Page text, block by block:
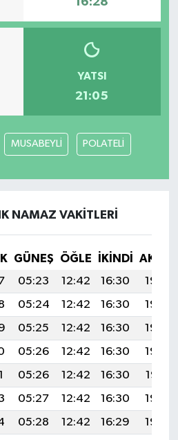
YATSI
21:05
MUSABEYLİ POLATELİ
NAMAZ VAKITLERI
GÜNEŞ ÖĞLE İKINDI
05:23 12:42 16:30
19:50
05:24 12:42 16:30
19:49
05:25 12:42 16:30
19:49
05:26 12:42 16:30
19:48
05:26 12:42 16:30
19:47
05:27 12:42 16:30
19:46
05:28 12:42 16:29
19:45